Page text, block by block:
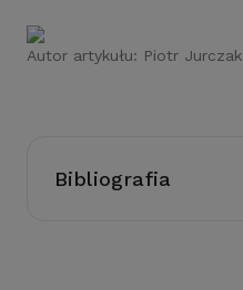
Autor artykułu: Piotr Jurczak
Bibliografia